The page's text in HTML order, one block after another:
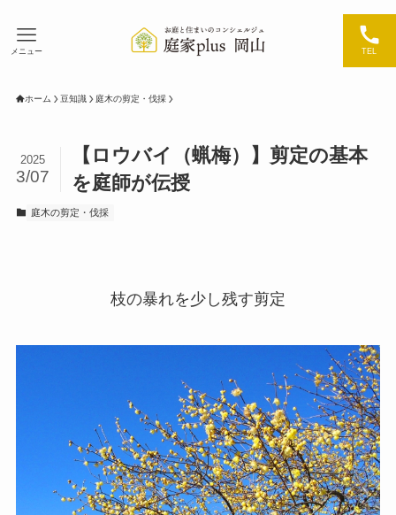
TEL
メニュー
ホーム 豆知識 庭木の剪定・伐採
【ロウバイ（蝋梅）】剪定の基本
を庭師が伝授
2025
3/07
庭木の剪定・伐採
枝の暴れを少し残す剪定